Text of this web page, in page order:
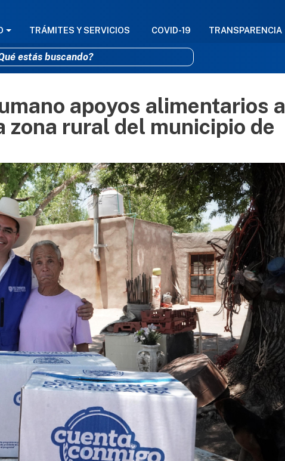
Pasar al contenido principal
PRINCIPAL
TRÁMITES Y SERVICIOS COVID-19 TRANSPARENCIA
apoyos alimentarios a
zona rural del municipio de